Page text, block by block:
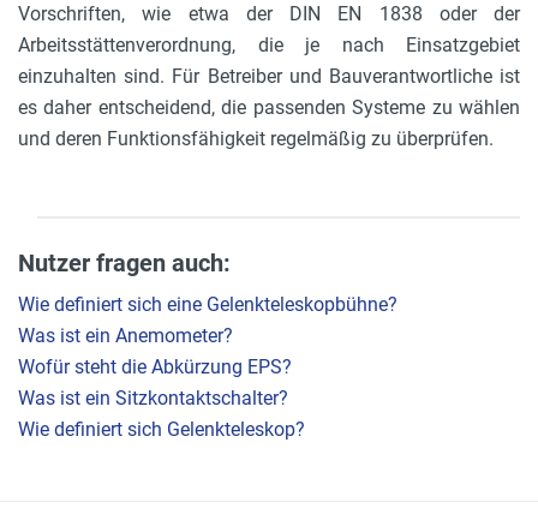
Vorschriften, wie etwa der DIN EN 1838 oder der
Arbeitsstättenverordnung, die je nach Einsatzgebiet
einzuhalten sind. Für Betreiber und Bauverantwortliche ist
es daher entscheidend, die passenden Systeme zu wählen
und deren Funktionsfähigkeit regelmäßig zu überprüfen.
Nutzer fragen auch:
Wie definiert sich eine Gelenkteleskopbühne?
Was ist ein Anemometer?
Wofür steht die Abkürzung EPS?
Was ist ein Sitzkontaktschalter?
Wie definiert sich Gelenkteleskop?